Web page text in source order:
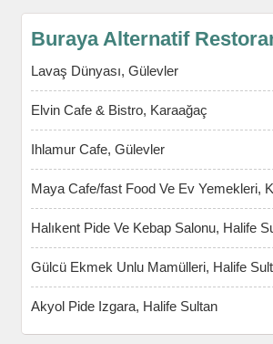
Buraya Alternatif
Lavaş Dünyası, Gülevler
Elvin Cafe & Bistro, Karaağaç
Ihlamur Cafe, Gülevler
Maya Cafe/fast Food Ve Ev Yemekleri,
Halıkent Pide Ve Kebap Salonu, Halife
Gülcü Ekmek Unlu Mamülleri, Halife
Akyol Pide Izgara, Halife Sultan